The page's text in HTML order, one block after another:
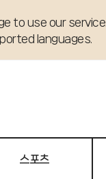
to use our service.
languages.
스포츠